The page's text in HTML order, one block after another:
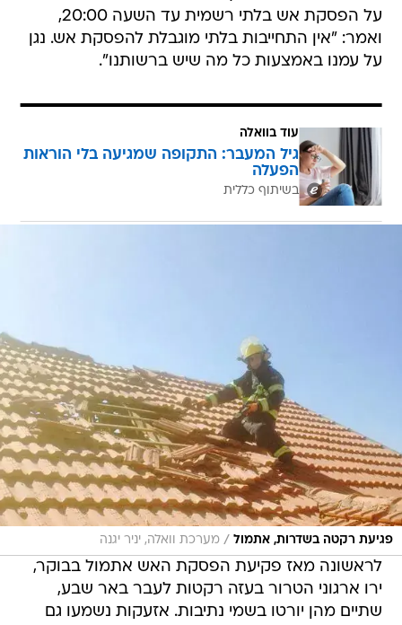
על הפסקת אש בלתי רשמית עד השעה 20:00,
ואמר: "אין התחייבות בלתי מוגבלת להפסקת אש. נגן
על עמנו באמצעות כל מה שיש ברשותנו".
עוד בוואלה
גיל המעבר: התקופה שמגיעה בלי הוראות
הפעלה
בשיתוף כללית
פגיעת רקטה בשדרות, אתמול / מערכת וואלה, יניר יגנה
לראשונה מאז פקיעת הפסקת האש אתמול בבוקר,
ירו ארגוני הטרור בעזה רקטות לעבר באר שבע,
שתיים מהן יורטו בשמי נתיבות. אזעקות נשמעו גם